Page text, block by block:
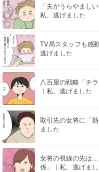
「夫がうらやまし
私、逃げました
TV局スタッフも感
逃げました
八百屋の戦略「チ
｜私、逃げました
取引先の女将に「
ました
女将の視線の先は
係」｜私、逃げま